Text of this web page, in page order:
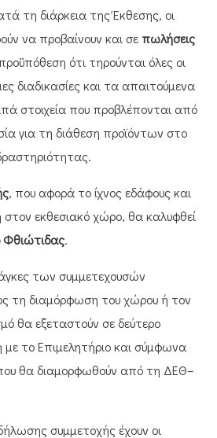
τη διάρκεια της Έκθεσης, οι
να προβαίνουν και σε πωλήσεις
ότι τηρούνται όλες οι
διαδικασίες και τα απαιτούμενα
στοιχεία που προβλέπονται από
για τη διάθεση προϊόντων στο
, που αφορά το ίχνος εδάφους και
εκθεσιακό χώρο, θα καλυφθεί
Φθιώτιδας.
των συμμετεχουσών
τη διαμόρφωση του χώρου ή τον
θα εξεταστούν σε δεύτερο
με το Επιμελητήριο και σύμφωνα
θα διαμορφωθούν από τη ΔΕΘ–
συμμετοχής έχουν οι